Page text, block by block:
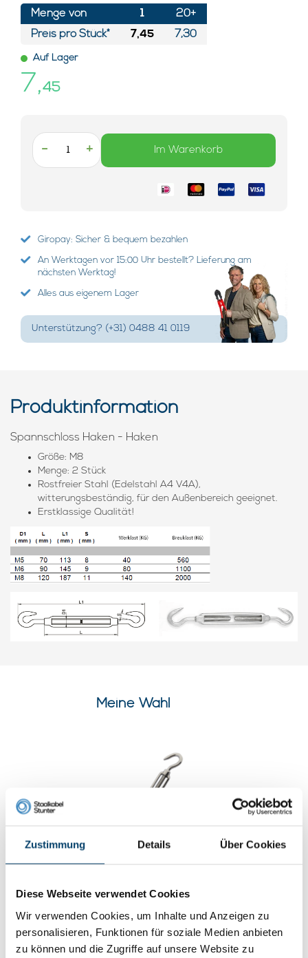
Zustimmung Details Über Cookies
Diese Webseite verwendet Cookies
Wir verwenden Cookies, um Inhalte und Anzeigen zu
personalisieren, Funktionen für soziale Medien anbieten
zu können und die Zugriffe auf unsere Website zu
Menge von
Preis pro Stück*
1
7,45
20+
7,30
Auf Lager
7,45
- + Im Warenkorb
Giropay: Sicher & bequem bezahlen
An Werktagen vor 15:00 Uhr bestellt? Lieferung am
nächsten Werktag!
Alles aus eigenem Lager
Unterstützung? (+31) 0488 41 0119
Produktinformation
Spannschloss Haken - Haken
Größe: M8
Menge: 2 Stück
Rostfreier Stahl (Edelstahl A4 V4A),
witterungsbeständig, für den Außenbereich geeignet.
Erstklassige Qualität!
Meine Wahl
Spanschlösser Edelstahl M8
0 klantbeoordelingen
7,45
Werktags vor 15:00 Uhr bestellt? Am nächsten